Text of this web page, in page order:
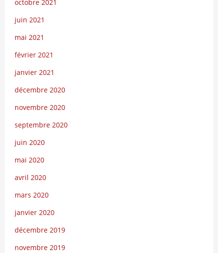
octobre 2021
juin 2021
mai 2021
février 2021
janvier 2021
décembre 2020
novembre 2020
septembre 2020
juin 2020
mai 2020
avril 2020
mars 2020
janvier 2020
décembre 2019
novembre 2019